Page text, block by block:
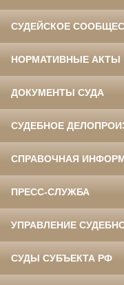
СУДЕЙСКОЕ
НОРМАТИВНЫЕ АКТЫ
ДОКУМЕНТЫ СУДА
СУДЕБНОЕ
СПРАВОЧНАЯ
ПРЕСС-СЛУЖБА
УПРАВЛЕНИЕ
СУДЫ СУБЪЕКТА РФ